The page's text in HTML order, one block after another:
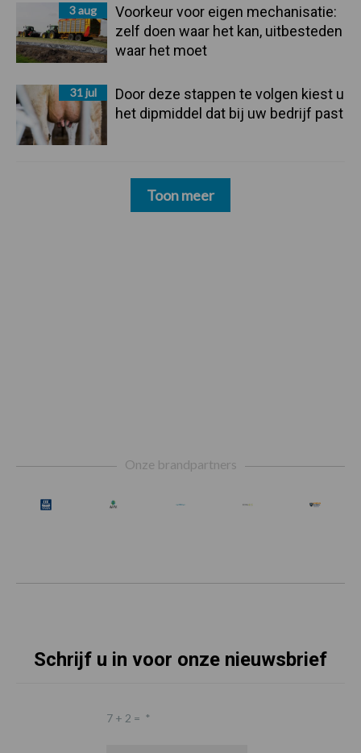
3 aug
Voorkeur voor eigen mechanisatie:
zelf doen waar het kan, uitbesteden
waar het moet
31 jul
Door deze stappen te volgen kiest u
het dipmiddel dat bij uw bedrijf past
Toon meer
Onze brandpartners
Schrijf u in voor onze nieuwsbrief
7 + 2 = *